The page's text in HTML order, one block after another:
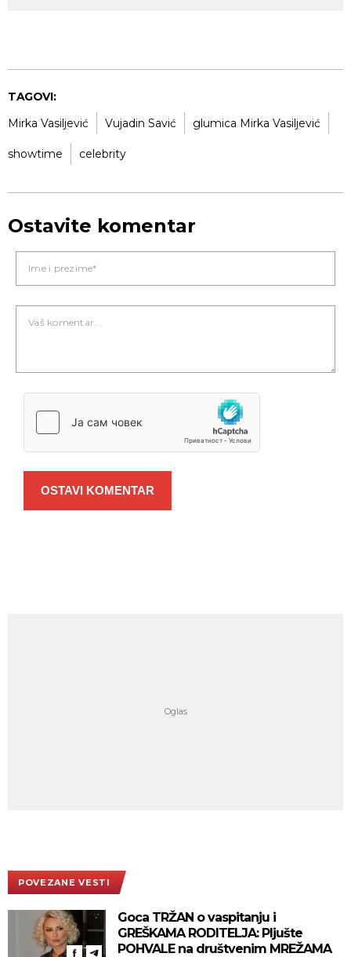
TAGOVI:
Mirka Vasiljević
Vujadin Savić glumica Mirka Vasiljević
showtime celebrity
Ostavite komentar
OSTAVI KOMENTAR
POVEZANE VESTI
Goca TRŽAN o vaspitanju i
GREŠKAMA RODITELJA: Pljušte
POHVALE na društvenim MREŽAMA